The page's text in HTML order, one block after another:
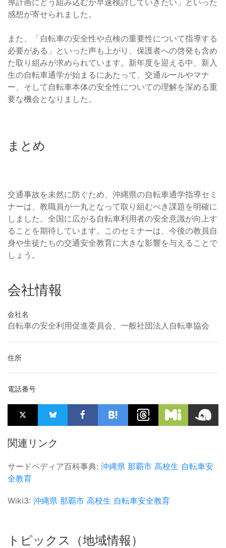
感想が寄せられました。
また、「自転車の安全性や点検の重要性について指導する
必要がある」といった声も上がり、保護者への啓発も含め
た取り組みが求められています。新年度を迎える中、新入
生の自転車通学が始まるにあたって、交通ルールやマナ
ー、そして自転車本体の安全性についての理解を深める重
要な機会となりました。
まとめ
交通事故を未然に防ぐため、沖縄県の自転車通学指導セミ
ナーは、教職員が一丸となって取り組むべき課題を明確に
しました。全国に広がる自転車利用者の安全意識が向上す
ることを期待しています。このセミナーは、今後の教員自
身や生徒たちの交通安全教育に大きな影響を与えることで
しょう。
会社情報
会社名
自転車の安全利用促進委員会、一般社団法人自転車協会
住所
電話番号
関連リンク
サードペディア百科事典: 沖縄県 那覇市 高校生 自転車安
全教育
Wiki3: 沖縄県 那覇市 高校生 自転車安全教育
トピックス（地域情報）